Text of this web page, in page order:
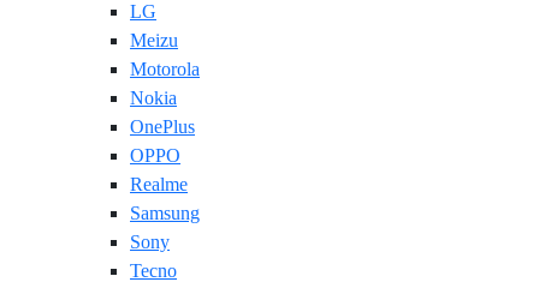
LG
Meizu
Motorola
Nokia
OnePlus
OPPO
Realme
Samsung
Sony
Tecno